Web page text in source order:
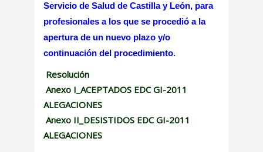
Servicio de Salud de Castilla y León, para
profesionales a los que se procedió a la
apertura de un nuevo plazo y/o
continuación del procedimiento.
Resolución
Anexo I_ACEPTADOS EDC GI-2011
ALEGACIONES
Anexo II_DESISTIDOS EDC GI-2011
ALEGACIONES